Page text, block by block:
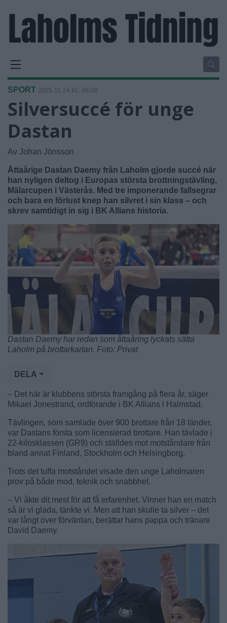
SPORT 2025-11-24 KL. 06:00
Silversuccé för unge
Dastan
Av Johan Jönsson
Åttaårige Dastan Daemy från Laholm gjorde succé när
han nyligen deltog i Europas största brottningstävling,
Mälarcupen i Västerås. Med tre imponerande fallsegrar
och bara en förlust knep han silvret i sin klass – och
skrev samtidigt in sig i BK Allians historia.
Dastan Daemy har redan som åttaåring lyckats sätta
Laholm på brottarkartan. Foto: Privat
DELA
– Det här är klubbens största framgång på flera år, säger
Mikael Jonestrand, ordförande i BK Allians i Halmstad.
Tävlingen, som samlade över 900 brottare från 18 länder,
var Dastans första som licensierad brottare. Han tävlade i
22-kilosklassen (GR9) och ställdes mot motståndare från
bland annat Finland, Stockholm och Helsingborg.
Trots det tuffa motståndet visade den unge Laholmaren
prov på både mod, teknik och snabbhet.
– Vi åkte dit mest för att få erfarenhet. Vinner han en match
så är vi glada, tänkte vi. Men att han skulle ta silver – det
var långt över förväntan, berättar hans pappa och tränare
David Daemy.